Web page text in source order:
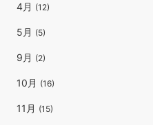
4月 (12)
5月 (5)
9月 (2)
10月 (16)
11月 (15)